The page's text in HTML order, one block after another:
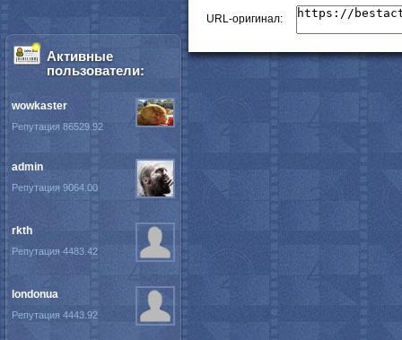
URL-оригинал:
Активные
пользователи:
wowkaster
Репутация 86529.92
admin
Репутация 9064.00
rkth
Репутация 4483.42
londonua
Репутация 4443.92